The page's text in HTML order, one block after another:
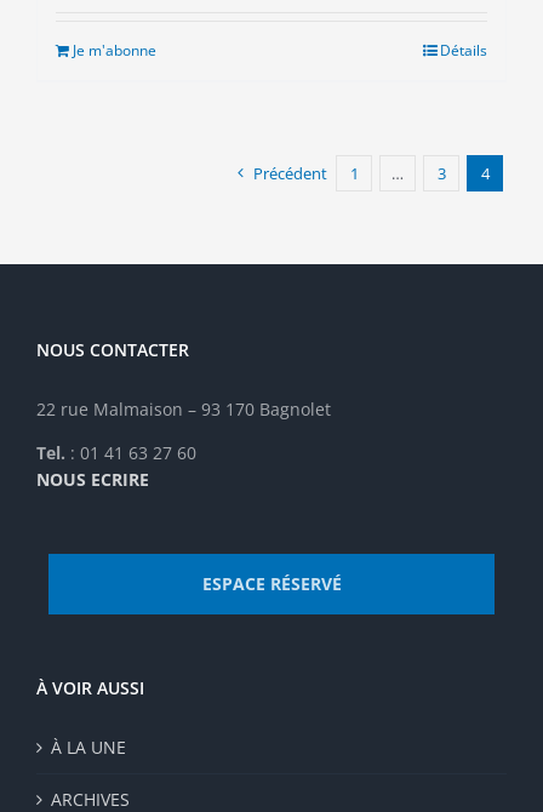
Je m'abonne Détails
Précédent 1 … 3 4
NOUS CONTACTER
22 rue Malmaison – 93 170 Bagnolet
Tel. : 01 41 63 27 60
NOUS ECRIRE
ESPACE RÉSERVÉ
À VOIR AUSSI
À LA UNE
ARCHIVES